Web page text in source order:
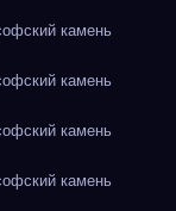
камень
камень
камень
камень